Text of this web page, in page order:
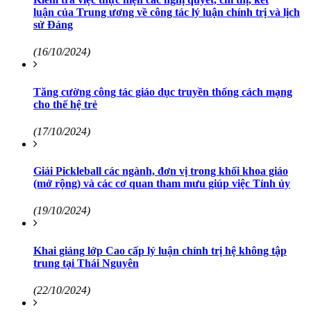
luận của Trung ương về công tác lý luận chính trị và lịch
sử Đảng
(16/10/2024)
Tăng cường công tác giáo dục truyền thống cách mạng
cho thế hệ trẻ
(17/10/2024)
Giải Pickleball các ngành, đơn vị trong khối khoa giáo
(mở rộng) và các cơ quan tham mưu giúp việc Tỉnh ủy
(19/10/2024)
Khai giảng lớp Cao cấp lý luận chính trị hệ không tập
trung tại Thái Nguyên
(22/10/2024)